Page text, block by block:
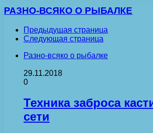
РАЗНО-ВСЯКО О РЫБАЛКЕ
Предыдущая страница
Следующая страница
Разно-всяко о рыбалке
29.11.2018
0
Техника заброса
сети